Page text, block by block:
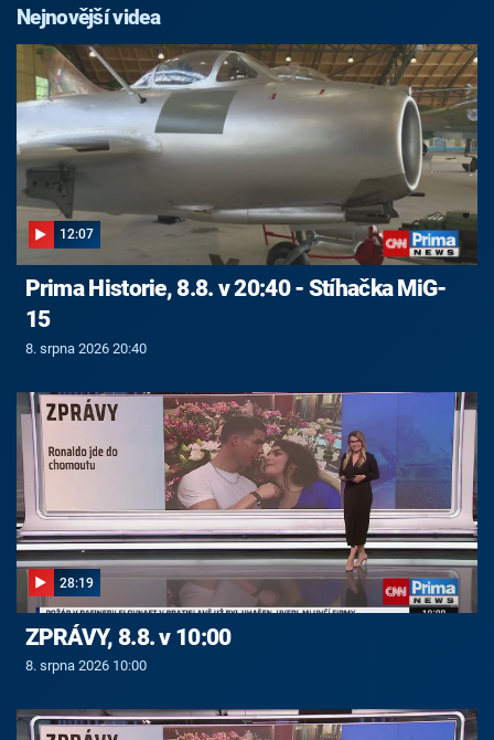
Nejnovější videa
12:07
Prima Historie, 8.8. v 20:40 - Stíhačka MiG-
15
8. srpna 2026 20:40
28:19
ZPRÁVY, 8.8. v 10:00
8. srpna 2026 10:00